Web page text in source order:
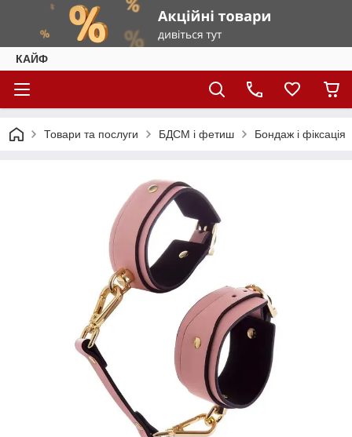
КАЙФ
Товари та послуги БДСМ і фетиш Бондаж і фіксація